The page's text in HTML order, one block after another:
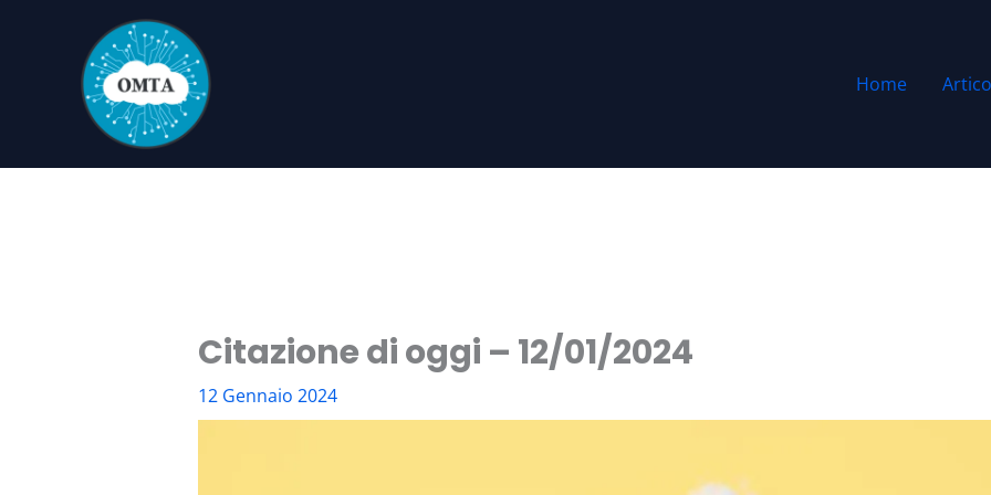
contenuto
Home
Citazione di oggi – 12/01/2024
12 Gennaio 2024